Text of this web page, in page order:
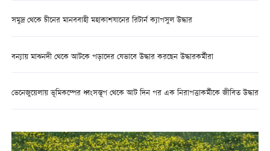
সমুদ্র থেকে চীনের মানববাহী মহাকাশযানের রিটার্ন ক্যাপসুল উদ্ধার
বন্যায় মাঝনদী থেকে আটকে পড়াদের যেভাবে উদ্ধার করছেন উদ্ধারকর্মীরা
ভেনেজুয়েলায় ভূমিকম্পের ধ্বংসস্তূপ থেকে আট দিন পর এক নিরাপত্তাকর্মীকে জীবিত উদ্ধার